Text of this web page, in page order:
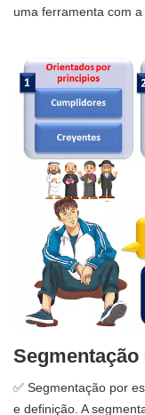
uma ferramenta com
✅ Segmentação por
e definição. A